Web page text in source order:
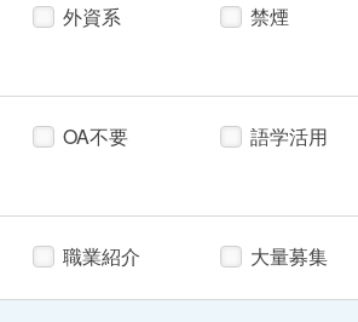
外資系
禁煙
OA不要
語学活用
職業紹介 大量募集